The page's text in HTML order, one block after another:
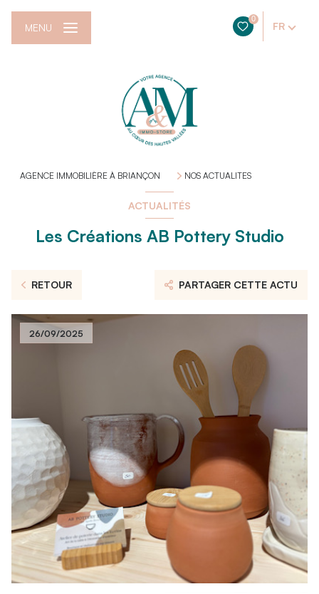
0
FR
MENU
AGENCE IMMOBILIÈRE À BRIANÇON NOS ACTUALITES
ACTUALITÉS
Les Créations AB Pottery Studio
RETOUR PARTAGER CETTE ACTU
26/09/2025